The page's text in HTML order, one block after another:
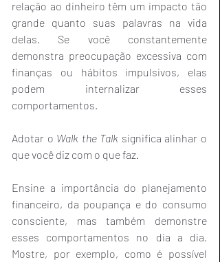
relação ao dinheiro têm um impacto tão
grande quanto suas palavras na vida
delas. Se você constantemente
demonstra preocupação excessiva com
finanças ou hábitos impulsivos, elas
podem internalizar esses
comportamentos.
Adotar o Walk the Talk significa alinhar o
que você diz com o que faz.
Ensine a importância do planejamento
financeiro, da poupança e do consumo
consciente, mas também demonstre
esses comportamentos no dia a dia.
Mostre, por exemplo, como é possível